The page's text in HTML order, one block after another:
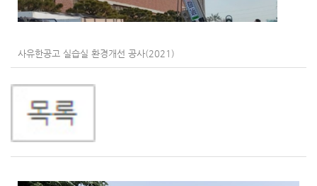
사유한공고 실습실 환경개선 공사(2021)